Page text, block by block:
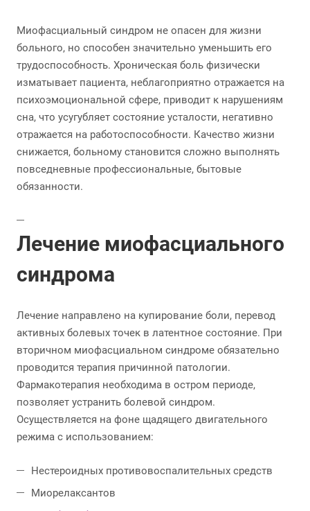
Миофасциальный синдром не опасен для жизни
больного, но способен значительно уменьшить его
трудоспособность. Хроническая боль физически
изматывает пациента, неблагоприятно отражается на
психоэмоциональной сфере, приводит к нарушениям
сна, что усугубляет состояние усталости, негативно
отражается на работоспособности. Качество жизни
снижается, больному становится сложно выполнять
повседневные профессиональные, бытовые
обязанности.
Лечение миофасциального
синдрома
Лечение направлено на купирование боли, перевод
активных болевых точек в латентное состояние. При
вторичном миофасциальном синдроме обязательно
проводится терапия причинной патологии.
Фармакотерапия необходима в остром периоде,
позволяет устранить болевой синдром.
Осуществляется на фоне щадящего двигательного
режима с использованием:
Нестероидных противовоспалительных средств
Миорелаксантов